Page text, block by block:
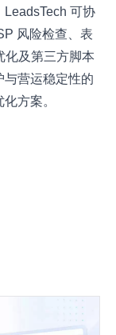
LeadsTech 可协
风险检查、表
化及第三方脚本
与营运稳定性的
方案。